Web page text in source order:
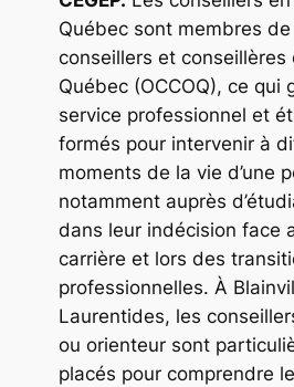
Québec sont membres de
conseillers et conseillères
Québec (OCCOQ), ce qui
service professionnel et
formés pour intervenir à
moments de la vie d’une
notamment auprès
dans leur indécision face
carrière et lors des
professionnelles. À
Laurentides, les
ou orienteur sont
placés pour comprendre